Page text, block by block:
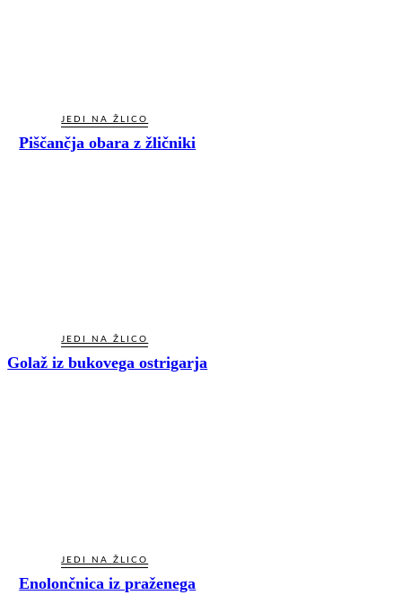
JEDI NA ŽLICO
Piščančja obara z žličniki
JEDI NA ŽLICO
Golaž iz bukovega ostrigarja
JEDI NA ŽLICO
Enolončnica iz praženega